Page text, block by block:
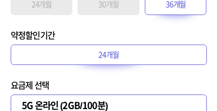
24개월 30개월 36개월
약정할인기간
24개월
요금제 선택
5G 온라인 (2GB/100분)